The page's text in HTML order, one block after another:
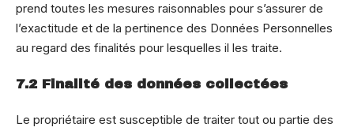
prend toutes les mesures raisonnables pour s’assurer de
l’exactitude et de la pertinence des Données Personnelles
au regard des finalités pour lesquelles il les traite.
7.2 Finalité des données collectées
Le propriétaire est susceptible de traiter tout ou partie des